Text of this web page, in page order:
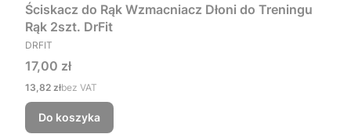
Ściskacz do Rąk Wzmacniacz Dłoni do Treningu
Rąk 2szt. DrFit
PRODUCENT
DRFIT
Cena
17,00 zł
Cena
13,82 złbez VAT
Do koszyka